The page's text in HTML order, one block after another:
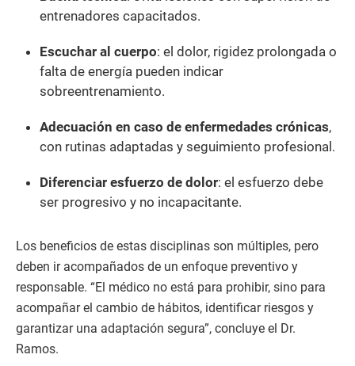
entrenadores capacitados.
Escuchar al cuerpo: el dolor, rigidez prolongada o
falta de energía pueden indicar
sobreentrenamiento.
Adecuación en caso de enfermedades crónicas,
con rutinas adaptadas y seguimiento profesional.
Diferenciar esfuerzo de dolor: el esfuerzo debe
ser progresivo y no incapacitante.
Los beneficios de estas disciplinas son múltiples, pero
deben ir acompañados de un enfoque preventivo y
responsable. “El médico no está para prohibir, sino para
acompañar el cambio de hábitos, identificar riesgos y
garantizar una adaptación segura”, concluye el Dr.
Ramos.